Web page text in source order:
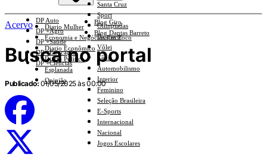
Santa Cruz
Sport
Olimpíadas
Basquete
Vôlei
Tênis
Automobilismo
Interior
Feminino
Seleção Brasileira
E-Sports
Internacional
Nacional
Jogos Escolares
DP Auto
DP +Agro
DP +Saúde
DP +Educação
DP +Ciências
Diario Mulher
Economia e Negócios Em Foco
Diario Econômico
Diario Político
Esplanada
Opinião
Blog Giro
Blog Dantas Barreto
Acervo
Busca no portal
Publicado: 01/05/2025 às 00:00